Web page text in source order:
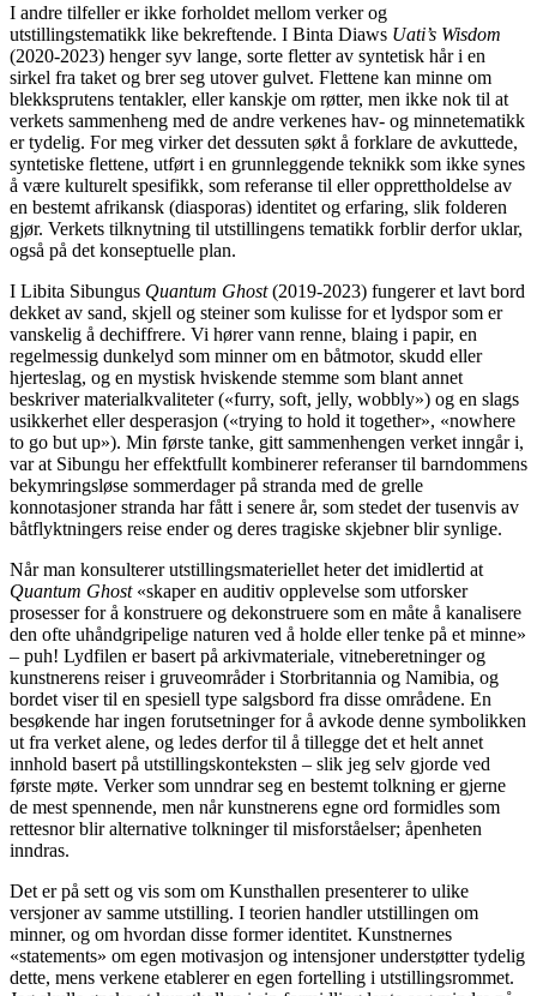
I andre tilfeller er ikke forholdet mellom verker og
utstillingstematikk like bekreftende. I Binta Diaws Uati’s Wisdom
(2020-2023) henger syv lange, sorte fletter av syntetisk hår i en
sirkel fra taket og brer seg utover gulvet. Flettene kan minne om
blekksprutens tentakler, eller kanskje om røtter, men ikke nok til at
verkets sammenheng med de andre verkenes hav- og minnetematikk
er tydelig. For meg virker det dessuten søkt å forklare de avkuttede,
syntetiske flettene, utført i en grunnleggende teknikk som ikke synes
å være kulturelt spesifikk, som referanse til eller opprettholdelse av
en bestemt afrikansk (diasporas) identitet og erfaring, slik folderen
gjør. Verkets tilknytning til utstillingens tematikk forblir derfor uklar,
også på det konseptuelle plan.
I Libita Sibungus Quantum Ghost(2019-2023) fungerer et lavt bord
dekket av sand, skjell og steiner som kulisse for et lydspor som er
vanskelig å dechiffrere. Vi hører vann renne, blaing i papir, en
regelmessig dunkelyd som minner om en båtmotor, skudd eller
hjerteslag, og en mystisk hviskende stemme som blant annet
beskriver materialkvaliteter («furry, soft, jelly, wobbly») og en slags
usikkerhet eller desperasjon («trying to hold it together», «nowhere
to go but up»). Min første tanke, gitt sammenhengen verket inngår i,
var at Sibungu her effektfullt kombinerer referanser til barndommens
bekymringsløse sommerdager på stranda med de grelle
konnotasjoner stranda har fått i senere år, som stedet der tusenvis av
båtflyktningers reise ender og deres tragiske skjebner blir synlige.
Når man konsulterer utstillingsmateriellet heter det imidlertid at
Quantum Ghost«skaper en auditiv opplevelse som utforsker
prosesser for å konstruere og dekonstruere som en måte å kanalisere
den ofte uhåndgripelige naturen ved å holde eller tenke på et minne»
– puh! Lydfilen er basert på arkivmateriale, vitneberetninger og
kunstnerens reiser i gruveområder i Storbritannia og Namibia, og
bordet viser til en spesiell type salgsbord fra disse områdene. En
besøkende har ingen forutsetninger for å avkode denne symbolikken
ut fra verket alene, og ledes derfor til å tillegge det et helt annet
innhold basert på utstillingskonteksten – slik jeg selv gjorde ved
første møte. Verker som unndrar seg en bestemt tolkning er gjerne
de mest spennende, men når kunstnerens egne ord formidles som
rettesnor blir alternative tolkninger til misforståelser; åpenheten
inndras.
Det er på sett og vis som om Kunsthallen presenterer to ulike
versjoner av samme utstilling. I teorien handler utstillingen om
minner, og om hvordan disse former identitet. Kunstnernes
«statements» om egen motivasjon og intensjoner understøtter tydelig
dette, mens verkene etablerer en egen fortelling i utstillingsrommet.